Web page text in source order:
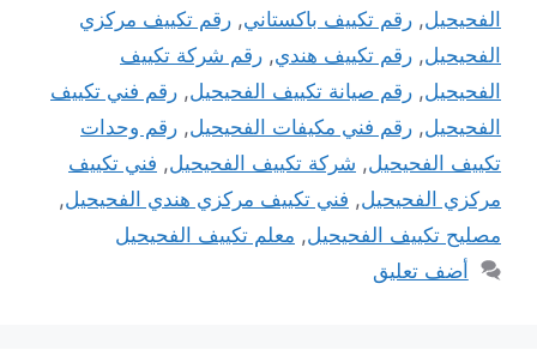
الفحيحيل, رقم تكييف باكستاني, رقم تكييف مركزي
الفحيحيل, رقم تكييف هندي, رقم شركة تكييف
الفحيحيل, رقم صيانة تكييف الفحيحيل, رقم فني تكييف
الفحيحيل, رقم فني مكيفات الفحيحيل, رقم وحدات
تكييف الفحيحيل, شركة تكييف الفحيحيل, فني تكييف
مركزي الفحيحيل, فني تكييف مركزي هندي الفحيحيل,
مصليح تكييف الفحيحيل, معلم تكييف الفحيحيل
أضف تعليق